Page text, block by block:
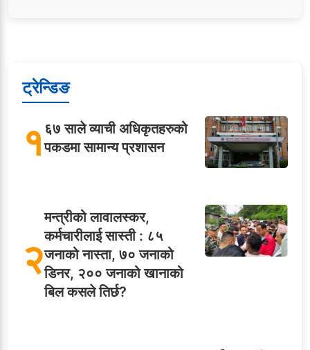
ट्रेन्डिङ
१६७ साले व्याची अधिकृतहरुको
पकडमा सामान्य प्रशासन
२
मन्त्रीको लावालस्कर,
कर्मचारीलाई सास्ती : ८५
जनाको नास्ता, ७० जनाको
डिनर, २०० जनाको खानाको
बिल कसले तिर्छ?